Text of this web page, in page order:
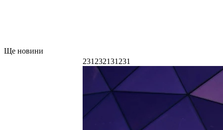
Ще новини
231232131231